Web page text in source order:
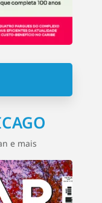
e mais